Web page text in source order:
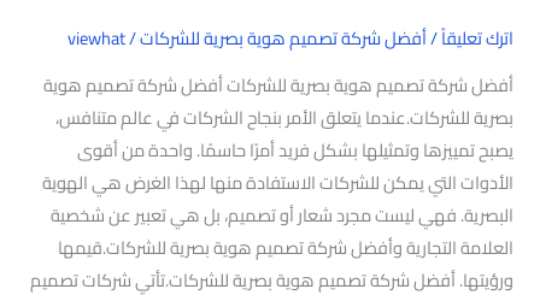
اترك تعليقاً/أفضل شركة تصميم هوية بصرية للشركات/
viewhat
أفضل شركة تصميم هوية بصرية للشركات أفضل شركة تصميم هوية
بصرية للشركات.عندما يتعلق الأمر بنجاح الشركات في عالم متنافس،
يصبح تمييزها وتمثيلها بشكل فريد أمرًا حاسمًا. واحدة من أقوى
الأدوات التي يمكن للشركات الاستفادة منها لهذا الغرض هي الهوية
البصرية. فهي ليست مجرد شعار أو تصميم، بل هي تعبير عن شخصية
العلامة التجارية وأفضل شركة تصميم هوية بصرية للشركات.قيمها
ورؤيتها. أفضل شركة تصميم هوية بصرية للشركات.تأتي شركات تصميم